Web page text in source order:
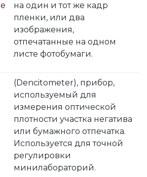
на один и тот же кадр
пленки, или два
изображения,
отпечатанные на одном
листе фотобумаги.
(Dencitometer), прибор,
используемый для
измерения оптической
плотности участка негатива
или бумажного отпечатка.
Используется для точной
регулировки
минилабораторий.